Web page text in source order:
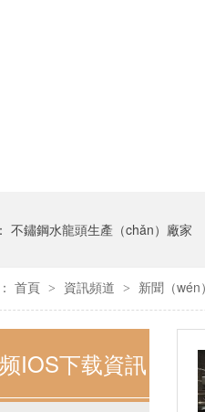
不鏽鋼水龍頭生產（chǎn）廠家
首頁 > 資訊頻道 > 新聞（wén
IOS下载資訊